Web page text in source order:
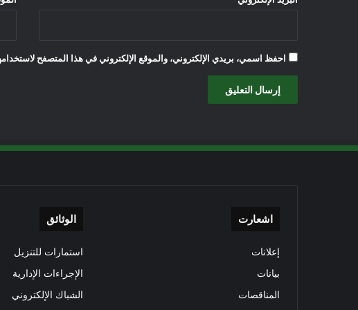
احفظ اسمي، بريدي الإلكتروني، والموقع الإلكتروني في هذا المتصفح
اشعارت
إعلانات
بيانات
المناقصات
الوثائق
استمارات للتنزيل
الإجراءات الإدارية
الشباك الإلكتروني